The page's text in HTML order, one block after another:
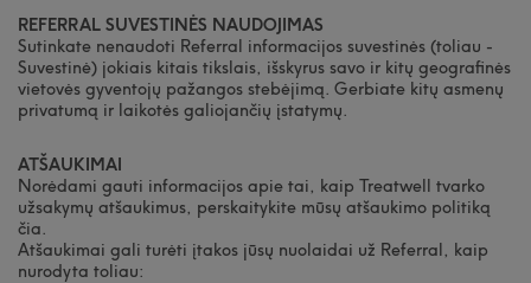
REFERRAL SUVESTINĖS NAUDOJIMAS
Sutinkate nenaudoti Referral informacijos suvestinės (toliau -
Suvestinė) jokiais kitais tikslais, išskyrus savo ir kitų geografinės
vietovės gyventojų pažangos stebėjimą. Gerbiate kitų asmenų
privatumą ir laikotės galiojančių įstatymų.
ATŠAUKIMAI
Norėdami gauti informacijos apie tai, kaip Treatwell tvarko
užsakymų atšaukimus, perskaitykite mūsų atšaukimo politiką
čia.
Atšaukimai gali turėti įtakos jūsų nuolaidai už Referral, kaip
nurodyta toliau: